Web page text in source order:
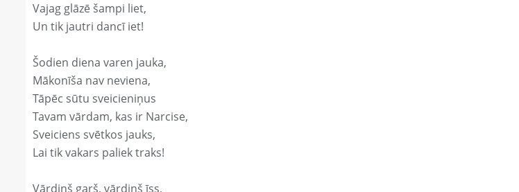
Vajag glāzē šampi liet,
Un tik jautri dancī iet!
Šodien diena varen jauka,
Mākonīša nav neviena,
Tāpēc sūtu sveicieniņus
Tavam vārdam, kas ir Narcise,
Sveiciens svētkos jauks,
Lai tik vakars paliek traks!
Vārdiņš garš, vārdiņš īss,